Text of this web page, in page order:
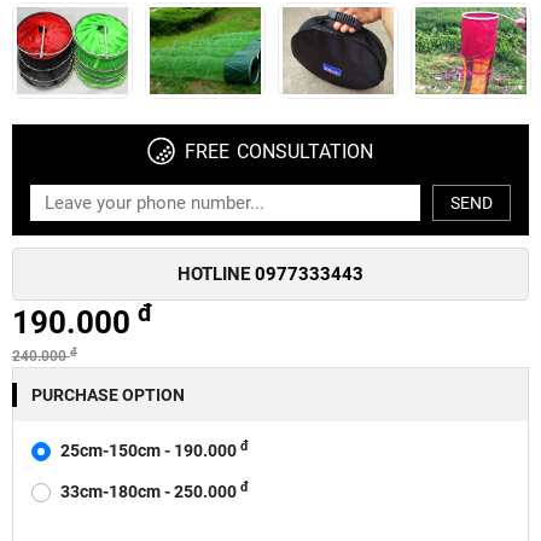
FREE CONSULTATION
SEND
HOTLINE 0977333443
190.000 đ
240.000đ
PURCHASE OPTION
25cm-150cm - 190.000 đ
33cm-180cm - 250.000 đ